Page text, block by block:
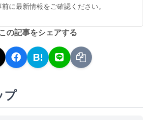
に最新情報をご確認ください。
この記事をシェアする
B!
プ